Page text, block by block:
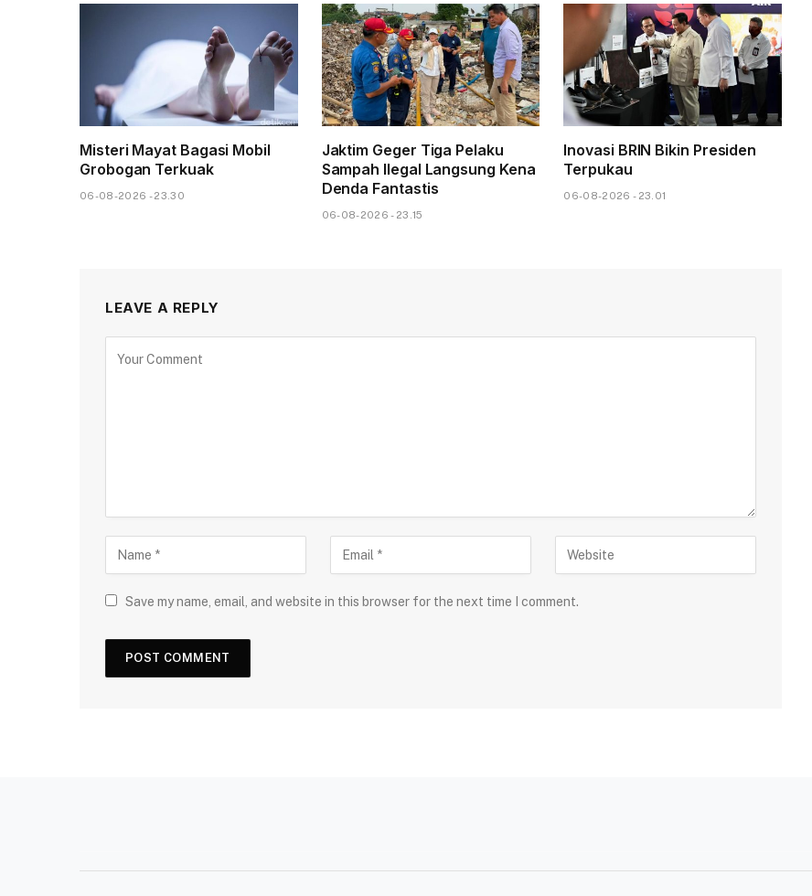
Misteri Mayat Bagasi Mobil
Grobogan Terkuak
06-08-2026 - 23.30
Jaktim Geger Tiga Pelaku
Sampah Ilegal Langsung Kena
Denda Fantastis
06-08-2026 - 23.15
Inovasi BRIN Bikin Presiden
Terpukau
06-08-2026 - 23.01
LEAVE A REPLY
Save my name, email, and website in this browser for the next time I comment.